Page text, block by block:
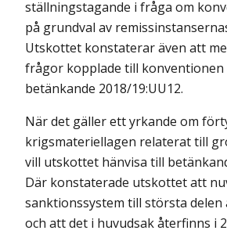
ställningstagande i fråga om
på grundval av
Utskottet konstaterar även att
frågor kopplade till konventionen
betänkande 2018/19:UU12.
När det gäller ett yrkande om
krigsmateriellagen relaterat till
vill utskottet hänvisa till
Där konstaterade utskottet att
sanktionssystem till största
och att det i huvudsak återfinns i